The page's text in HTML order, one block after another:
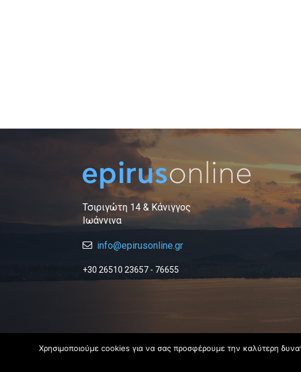
Τσιριγώτη 14 & Κάνιγγος
Ιωάννινα
info@epirusonline.gr
+30 26510 23657 - 76655
Χρησιμοποιούμε cookies για να σας προσφέρουμε την καλύτερη